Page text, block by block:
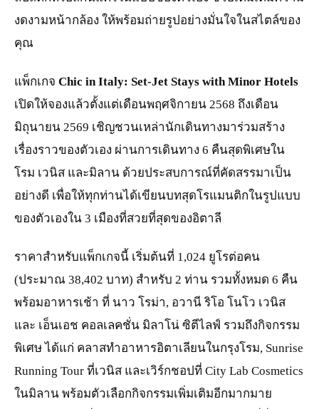
งดงามหน้ากล้อง ให้พร้อมถ่ายรูปอย่างมั่นใจในสไตล์ของ
คุณ
แพ็กเกจ Chic in Italy: Set-Jet Stays with Minor Hotels
เปิดให้จองแล้วตั้งแต่เดือนพฤศจิกายน 2568 ถึงเดือน
มิถุนายน 2569 เชิญชวนเหล่านักเดินทางมาร่วมสร้าง
เรื่องราวของตัวเอง ผ่านการเดินทาง 6 คืนสุดพิเศษใน
โรม เวนิส และมิลาน ด้วยประสบการณ์ที่คัดสรรมาเป็น
อย่างดี เพื่อให้ทุกท่านได้เขียนบทสุดโรแมนติกในรูปแบบ
ของตัวเองใน 3 เมืองที่สวยที่สุดของอิตาลี
ราคาสำหรับแพ็กเกจนี้ เริ่มต้นที่ 1,024 ยูโรต่อคน
(ประมาณ 38,402 บาท) สำหรับ 2 ท่าน รวมทั้งหมด 6 คืน
พร้อมอาหารเช้า ที่ นาว โรม่า, อวานี ริโอ โนโว เวนิส
และ เอ็นเอช คอลเลคชั่น มิลาโน่ ซิตีไลฟ์ รวมถึงกิจกรรม
พิเศษ ได้แก่ คลาสทำอาหารอิตาเลียนในกรุงโรม, Sunrise
Running Tour ที่เวนิส และเวิร์กชอปที่ City Lab Cosmetics
ในมิลาน พร้อมตัวเลือกกิจกรรมเพิ่มเติมอีกมากมาย